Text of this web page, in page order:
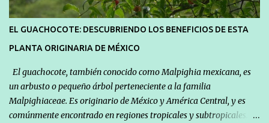
alternas y grandes, con foliolos de forma ovalada y borde
ligeramente dentado. La especie produce pequeñas flores blancas
o amarillentas, que se agrupan en racimos colgantes, y sus frutos
son drupas redondeadas de color verde que, al madurar, adquieren
EL GUACHOCOTE: DESCUBRIENDO LOS BENEFICIOS DE ESTA
PLANTA ORIGINARIA DE MÉXICO
El guachocote, también conocido como Malpighia mexicana, es
un arbusto o pequeño árbol perteneciente a la familia
Malpighiaceae. Es originario de México y América Central, y es
comúnmente encontrado en regiones tropicales y subtropicales. Es